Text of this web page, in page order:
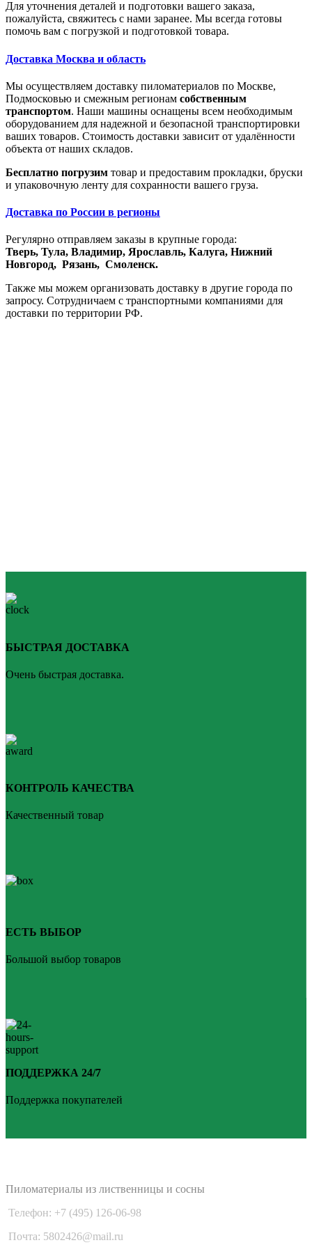
Для уточнения деталей и подготовки вашего заказа,
пожалуйста, свяжитесь с нами заранее. Мы всегда готовы
помочь вам с погрузкой и подготовкой товара.
Доставка Москва и область
Мы осуществляем доставку пиломатериалов по Москве,
Подмосковью и смежным регионам собственным
транспортом. Наши машины оснащены всем необходимым
оборудованием для надежной и безопасной транспортировки
ваших товаров. Стоимость доставки зависит от удалённости
объекта от наших складов.
Бесплатно погрузим товар и предоставим прокладки, бруски
и упаковочную ленту для сохранности вашего груза.
Доставка по России в регионы
Регулярно отправляем заказы в крупные города:
Тверь, Тула, Владимир, Ярославль, Калуга, Нижний
Новгород, Рязань, Смоленск.
Также мы можем организовать доставку в другие города по
запросу. Сотрудничаем с транспортными компаниями для
доставки по территории РФ.
БЫСТРАЯ ДОСТАВКА
Очень быстрая доставка.
КОНТРОЛЬ КАЧЕСТВА
Качественный товар
ЕСТЬ ВЫБОР
Большой выбор товаров
ПОДДЕРЖКА 24/7
Поддержка покупателей
Пиломатериалы из лиственницы и сосны
Телефон: +7 (495) 126-06-98
Почта: 5802426@mail.ru